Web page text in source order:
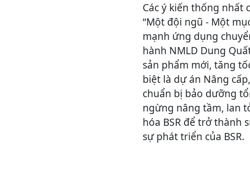
Các ý kiến thống nhất
“Một đội ngũ - Một
mạnh ứng dụng
hành NMLD Dung
sản phẩm mới, tăng
biệt là dự án Nâng
chuẩn bị bảo dưỡng
ngừng nâng tầm, lan
hóa BSR để trở thành
sự phát triển của BSR.